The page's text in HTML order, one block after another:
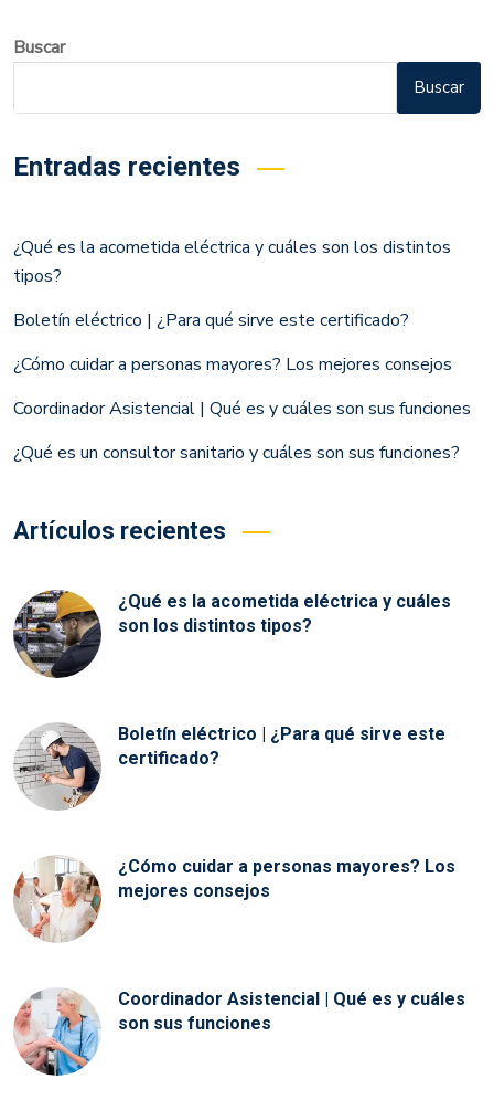
Buscar
Buscar
Entradas recientes
¿Qué es la acometida eléctrica y cuáles son los distintos
tipos?
Boletín eléctrico | ¿Para qué sirve este certificado?
¿Cómo cuidar a personas mayores? Los mejores consejos
Coordinador Asistencial | Qué es y cuáles son sus funciones
¿Qué es un consultor sanitario y cuáles son sus funciones?
Artículos recientes
¿Qué es la acometida eléctrica y cuáles
son los distintos tipos?
Boletín eléctrico | ¿Para qué sirve este
certificado?
¿Cómo cuidar a personas mayores? Los
mejores consejos
Coordinador Asistencial | Qué es y cuáles
son sus funciones